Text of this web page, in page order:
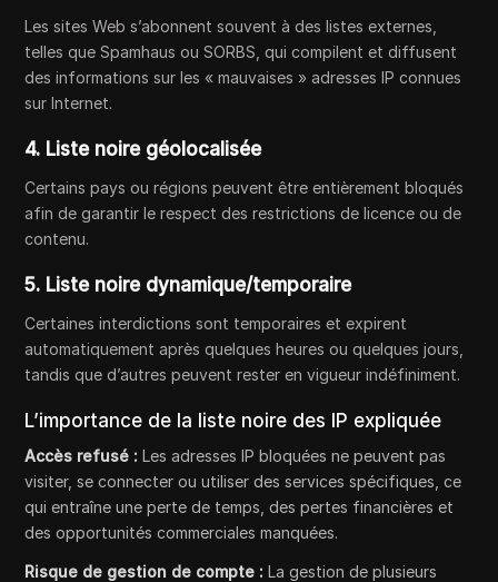
Les sites Web s’abonnent souvent à des listes externes,
telles que Spamhaus ou SORBS, qui compilent et diffusent
des informations sur les « mauvaises » adresses IP connues
sur Internet.
4. Liste noire géolocalisée
Certains pays ou régions peuvent être entièrement bloqués
afin de garantir le respect des restrictions de licence ou de
contenu.
5. Liste noire dynamique/temporaire
Certaines interdictions sont temporaires et expirent
automatiquement après quelques heures ou quelques jours,
tandis que d’autres peuvent rester en vigueur indéfiniment.
L’importance de la liste noire des IP expliquée
Accès refusé :Les adresses IP bloquées ne peuvent pas
visiter, se connecter ou utiliser des services spécifiques, ce
qui entraîne une perte de temps, des pertes financières et
des opportunités commerciales manquées.
Risque de gestion de compte :La gestion de plusieurs